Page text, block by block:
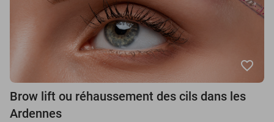
favorite_border
Brow lift ou réhaussement des cils dans les
Ardennes